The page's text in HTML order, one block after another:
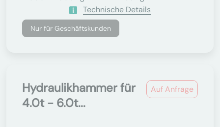
Technische Details
Nur für Geschäftskunden
Auf Anfrage
Hydraulikhammer für
4.0t - 6.0t...